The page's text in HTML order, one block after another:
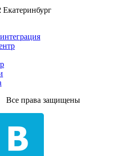
Екатеринбург
права защищены